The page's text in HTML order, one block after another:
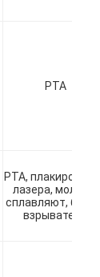
PTA
PTA,
лазера, молят и
сплавляют,
взрыватель